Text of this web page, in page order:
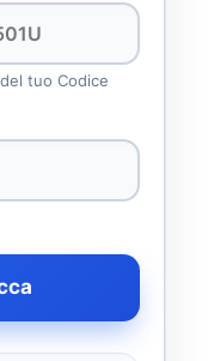
tuo Codice